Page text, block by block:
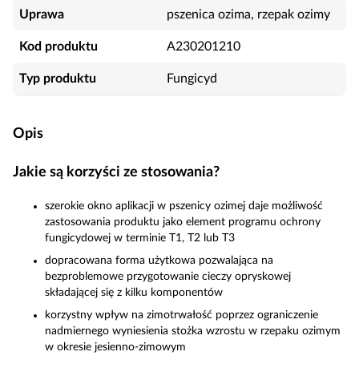
Uprawa pszenica ozima, rzepak ozimy
Kod produktu A230201210
Typ produktu Fungicyd
Opis
Jakie są korzyści ze stosowania?
szerokie okno aplikacji w pszenicy ozimej daje możliwość
zastosowania produktu jako element programu ochrony
fungicydowej w terminie T1, T2 lub T3
dopracowana forma użytkowa pozwalająca na
bezproblemowe przygotowanie cieczy opryskowej
składającej się z kilku komponentów
korzystny wpływ na zimotrwałość poprzez ograniczenie
nadmiernego wyniesienia stożka wzrostu w rzepaku ozimym
w okresie jesienno-zimowym